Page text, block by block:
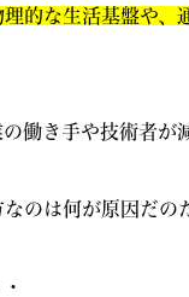
的な生活基盤や、
働き手や技術者が
のは何が原因だの